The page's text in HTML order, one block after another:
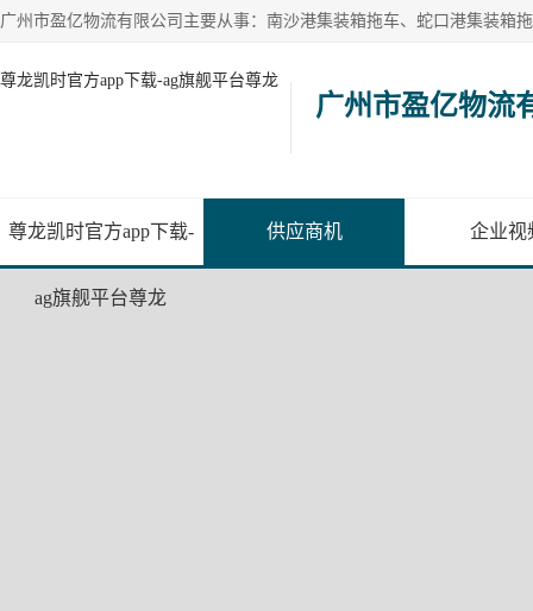
尊龙凯时官方app下载-ag旗舰平台尊龙
广州市盈亿物流
尊龙凯时官方app下载-
ag旗舰平台尊龙
供应商机 企业视